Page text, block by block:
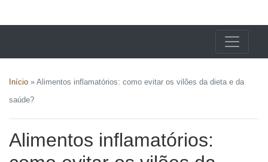
Início » Alimentos inflamatórios: como evitar os vilões da dieta e da
saúde?
Alimentos inflamatórios: